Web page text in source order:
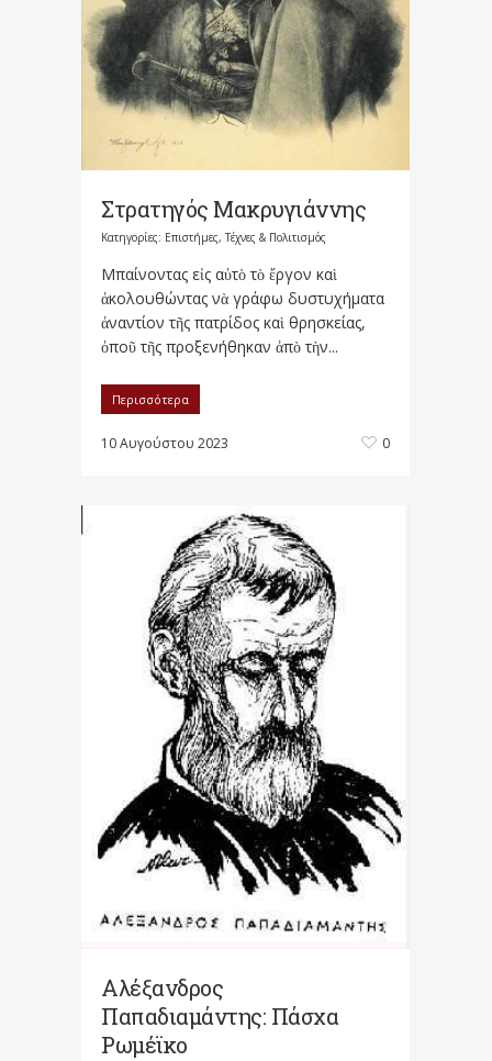
Στρατηγός Μακρυγιάννης
Κατηγορίες: Επιστήμες, Τέχνες & Πολιτισμός
Μπαίνοντας εἰς αὐτὸ τὸ ἔργον καὶ
ἀκολουθώντας νὰ γράφω δυστυχήματα
ἀναντίον τῆς πατρίδος καὶ θρησκείας,
ὁποῦ τῆς προξενήθηκαν ἀπὸ τὴν...
Περισσότερα
10 Αυγούστου 2023 0
Αλέξανδρος
Παπαδιαμάντης: Πάσχα
Ρωμέϊκο